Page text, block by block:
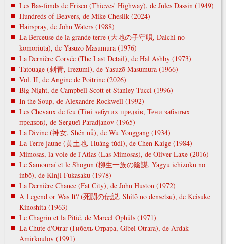
Les Bas-fonds de Frisco (Thieves' Highway), de Jules Dassin (1949)
Hundreds of Beavers, de Mike Cheslik (2024)
Hairspray, de John Waters (1988)
La Berceuse de la grande terre (大地の子守唄, Daichi no
komoriuta), de Yasuzō Masumura (1976)
La Dernière Corvée (The Last Detail), de Hal Ashby (1973)
Tatouage (刺青, Irezumi), de Yasuzō Masumura (1966)
Vol. II, de Angine de Poitrine (2026)
Big Night, de Campbell Scott et Stanley Tucci (1996)
In the Soup, de Alexandre Rockwell (1992)
Les Chevaux de feu (Тіні забутих предків, Тени забытых
предков), de Sergueï Paradjanov (1965)
La Divine (神女, Shén nǚ), de Wu Yonggang (1934)
La Terre jaune (黄土地, Huáng tǔdì), de Chen Kaige (1984)
Mimosas, la voie de l'Atlas (Las Mimosas), de Óliver Laxe (2016)
Le Samouraï et le Shogun (柳生一族の陰謀, Yagyū ichizoku no
inbō), de Kinji Fukasaku (1978)
La Dernière Chance (Fat City), de John Huston (1972)
A Legend or Was It? (死闘の伝説, Shitō no densetsu), de Keisuke
Kinoshita (1963)
Le Chagrin et la Pitié, de Marcel Ophüls (1971)
La Chute d'Otrar (Гибель Отрара, Gibel Otrara), de Ardak
Amirkoulov (1991)